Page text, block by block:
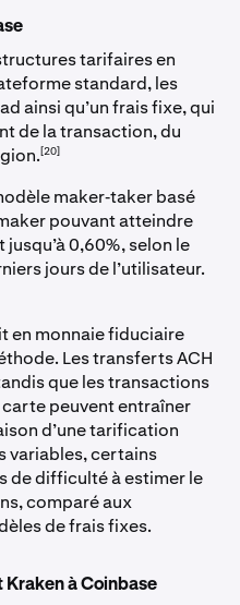
tarifaires en
standard, les
ainsi qu’un frais fixe, qui
de la transaction, du
[20]
maker‑taker basé
pouvant atteindre
0,60%, selon le
jours de l’utilisateur.
en monnaie fiduciaire
Les transferts ACH
que les transactions
peuvent entraîner
d’une tarification
variables, certains
de difficulté à estimer le
comparé aux
de frais fixes.
à Coinbase